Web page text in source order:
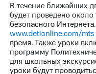
секретарь
Раскрытие
информации
Информация
акционерам
Документы
В течение ближайших
будет проведено
безопасного
www.detionline.com/mts
время. Также уроки
программу
для школьных
уроки будут